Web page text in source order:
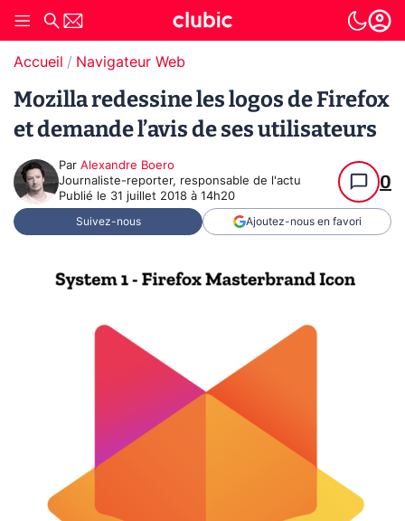
Accueil Navigateur Web
Mozilla redessine les logos de Firefox
et demande l’avis de ses utilisateurs
Par Alexandre Boero
Journaliste-reporter, responsable de l'actu
Publié le 31 juillet 2018 à 14h20
0
Suivez-nous Ajoutez-nous en favori